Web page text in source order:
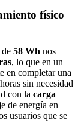
físico
58 Wh nos
, lo que en un
en completar una
sin necesidad
con la carga
de energía en
usuarios que se